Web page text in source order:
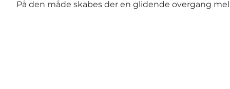
På den måde skabes der en glidende overgang